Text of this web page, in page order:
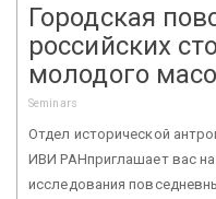
Городская
российских
молодого
Seminars
Отдел исторической
ИВИ РАНприглашает вас
исследования